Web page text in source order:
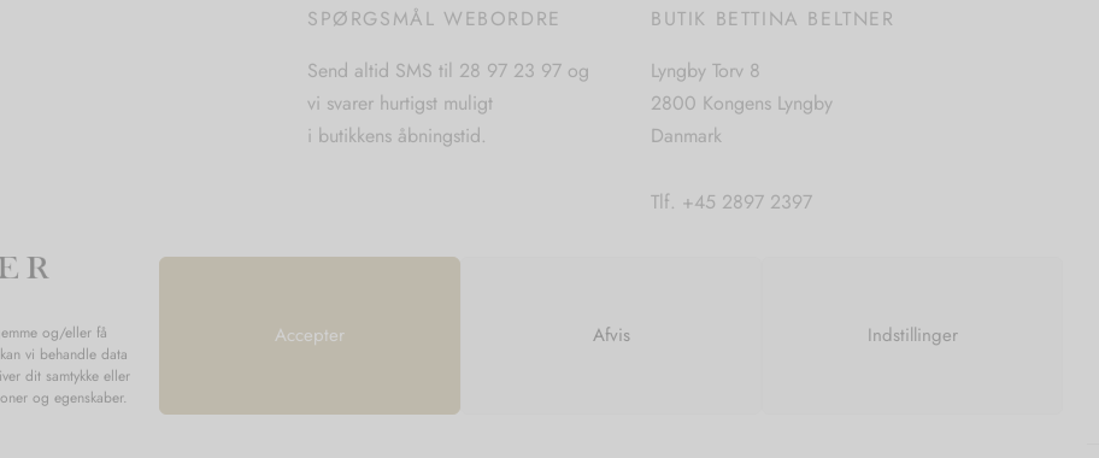
og/eller få
vi behandle data
dit samtykke eller
og egenskaber.
Accepter Afvis Indstillinger
kan
på
varesiden
SPØRGSMÅL WEBORDRE
Send altid SMS til 28 97 23 97 og
vi svarer hurtigst muligt
i butikkens åbningstid.
BUTIK BETTINA BELTNER
Lyngby Torv 8
2800 Kongens Lyngby
Danmark
Tlf. +45 2897 2397